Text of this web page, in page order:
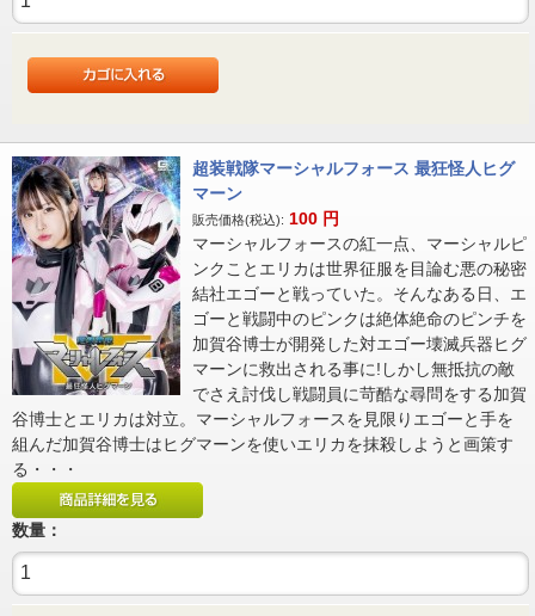
超装戦隊マーシャルフォース 最狂怪人ヒグ
マーン
販売価格(税込): 100 円
マーシャルフォースの紅一点、マーシャルピ
ンクことエリカは世界征服を目論む悪の秘密
結社エゴーと戦っていた。そんなある日、エ
ゴーと戦闘中のピンクは絶体絶命のピンチを
加賀谷博士が開発した対エゴー壊滅兵器ヒグ
マーンに救出される事に!しかし無抵抗の敵
でさえ討伐し戦闘員に苛酷な尋問をする加賀
谷博士とエリカは対立。マーシャルフォースを見限りエゴーと手を
組んだ加賀谷博士はヒグマーンを使いエリカを抹殺しようと画策す
る・・・
数量：